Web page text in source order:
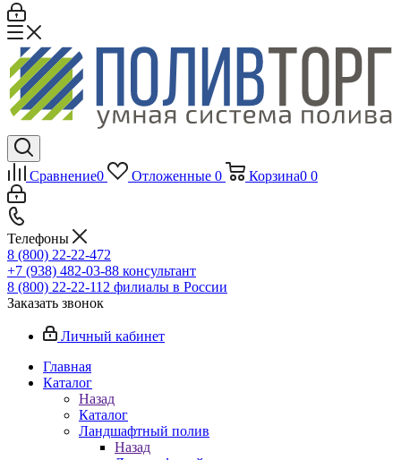
Сравнение0 Отложенные 0 Корзина0 0
Телефоны
8 (800) 22-22-472
+7 (938) 482-03-88 консультант
8 (800) 22-22-112 филиалы в России
Заказать звонок
Личный кабинет
Главная
Каталог
Назад
Каталог
Ландшафтный полив
Назад